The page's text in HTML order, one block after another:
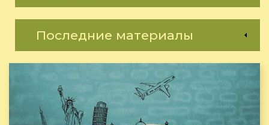
Последние материалы